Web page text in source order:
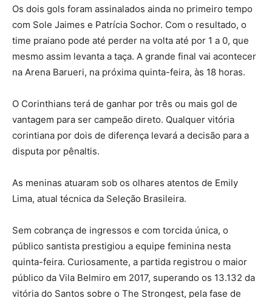
Os dois gols foram assinalados ainda no primeiro tempo
com Sole Jaimes e Patrícia Sochor. Com o resultado, o
time praiano pode até perder na volta até por 1 a 0, que
mesmo assim levanta a taça. A grande final vai acontecer
na Arena Barueri, na próxima quinta-feira, às 18 horas.
O Corinthians terá de ganhar por três ou mais gol de
vantagem para ser campeão direto. Qualquer vitória
corintiana por dois de diferença levará a decisão para a
disputa por pênaltis.
As meninas atuaram sob os olhares atentos de Emily
Lima, atual técnica da Seleção Brasileira.
Sem cobrança de ingressos e com torcida única, o
público santista prestigiou a equipe feminina nesta
quinta-feira. Curiosamente, a partida registrou o maior
público da Vila Belmiro em 2017, superando os 13.132 da
vitória do Santos sobre o The Strongest, pela fase de